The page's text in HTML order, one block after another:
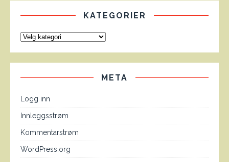
KATEGORIER
META
Logg inn
Innleggsstrøm
Kommentarstrøm
WordPress.org